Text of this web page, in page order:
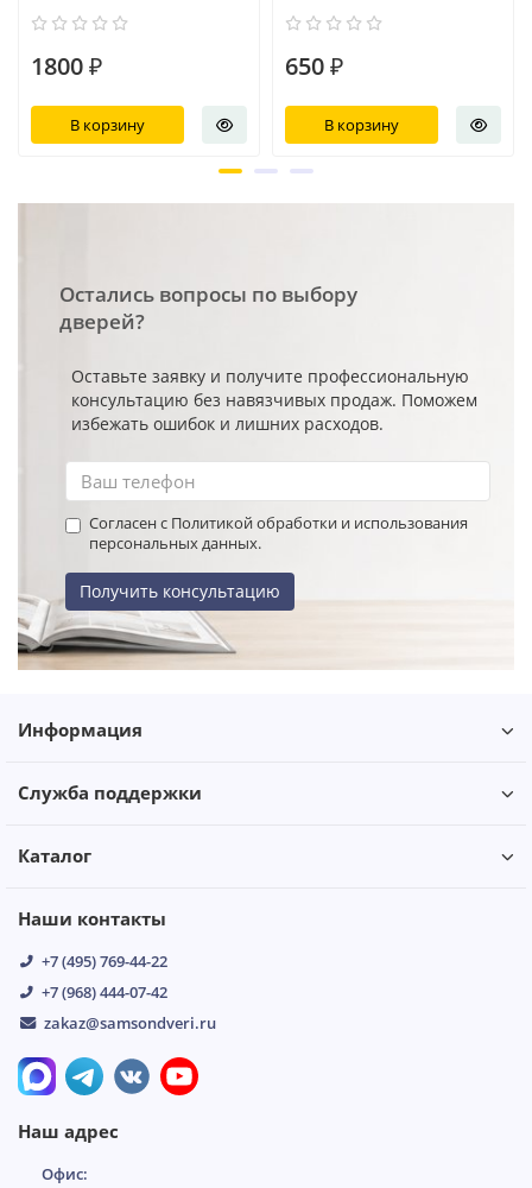
1800 ₽
В корзину
650 ₽
В корзину
Остались вопросы по выбору
дверей?
Оставьте заявку и получите профессиональную
консультацию без навязчивых продаж. Поможем
избежать ошибок и лишних расходов.
Согласен с Политикой обработки и использования
персональных данных.
Получить консультацию
Информация
Служба поддержки
Каталог
Наши контакты
+7 (495) 769-44-22
+7 (968) 444-07-42
zakaz@samsondveri.ru
Наш адрес
Офис: